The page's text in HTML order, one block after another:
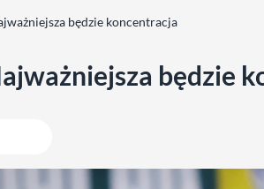
będzie koncentracja
będzie